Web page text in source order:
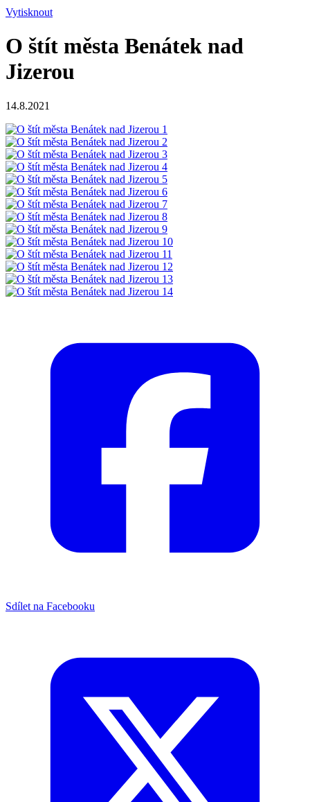
Vytisknout
O štít města Benátek nad
Jizerou
14.8.2021
Sdílet na Facebooku